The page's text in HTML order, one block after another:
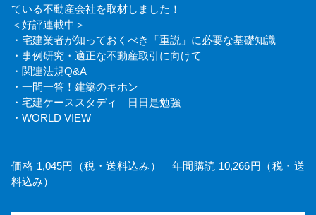
ている不動産会社を取材しました！
＜好評連載中＞
・宅建業者が知っておくべき「重説」に必要な基礎知識
・事例研究・適正な不動産取引に向けて
・関連法規Q&A
・一問一答！建築のキホン
・宅建ケーススタディ 日日是勉強
・WORLD VIEW
価格 1,045円（税・送料込み） 年間購読 10,266円（税・送
料込み）